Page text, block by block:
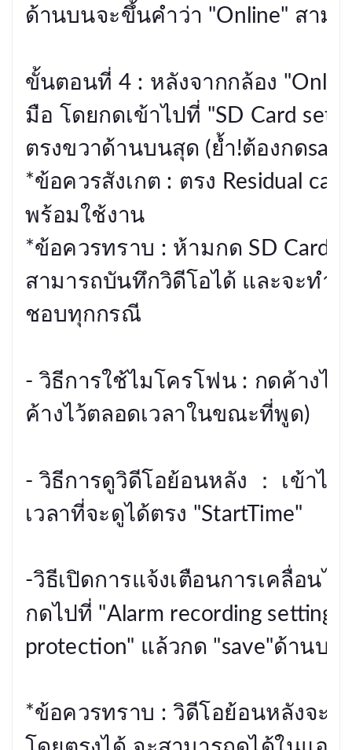
ด้านบนจะขึ้นคำว่า "Online" สามา
ขั้นตอนที่ 4 : หลังจากกล้อง
มือ โดยกดเข้าไปที่ "SD Card set"
ตรงขวาด้านบนสุด (ย้ำ!ต้องกด
*ข้อควรสังเกต : ตรง Residual
พร้อมใช้งาน
*ข้อควรทราบ : ห้ามกด SD Card
สามารถบันทึกวิดีโอได้ และจะทำใ
ชอบทุกกรณี
- วิธีการใช้ไมโครโฟน : กดค้างไ
ค้างไว้ตลอดเวลาในขณะที่พูด)
- วิธีการดูวิดีโอย้อนหลัง ： เข้าไ
เวลาที่จะดูได้ตรง "StartTime"
-วิธีเปิดการแจ้งเตือนการเคลื่อน
กดไปที่ "Alarm recording setting"
protection" แล้วกด "save"ด้านบ
*ข้อควรทราบ : วิดีโอย้อนหลังจะ